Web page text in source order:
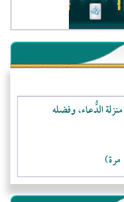
الدُّعاء، وفضله